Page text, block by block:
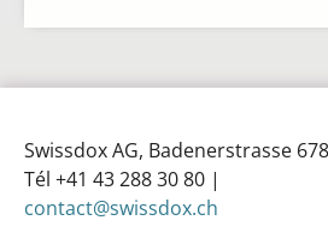
Swissdox AG, Badenerstrasse
Tél +41 43 288 30 80 |
contact@swissdox.ch